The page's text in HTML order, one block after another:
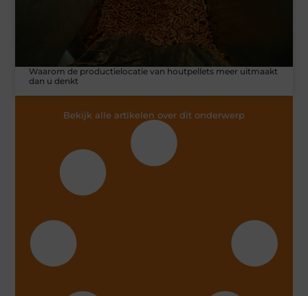
Waarom de productielocatie van houtpellets meer uitmaakt
dan u denkt
Bekijk alle artikelen over dit onderwerp